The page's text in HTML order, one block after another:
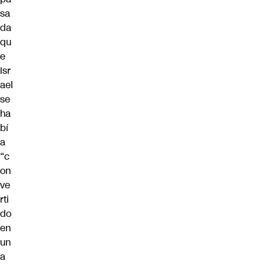
sa
da
qu
e
Isr
ael
se
ha
bí
a
“c
on
ve
rti
do
en
un
a